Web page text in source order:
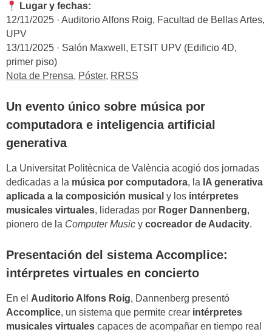
Lugar y fechas:
12/11/2025 · Auditorio Alfons Roig, Facultad de Bellas Artes,
UPV
13/11/2025 · Salón Maxwell, ETSIT UPV (Edificio 4D,
primer piso)
Nota de Prensa, Póster, RRSS
Un evento único sobre música por
computadora e inteligencia artificial
generativa
La Universitat Politècnica de València acogió dos jornadas
dedicadas a la música por computadora, la IA generativa
aplicada a la composición musical y los intérpretes
musicales virtuales, lideradas por Roger Dannenberg,
pionero de la Computer Music y cocreador de Audacity.
Presentación del sistema Accomplice:
intérpretes virtuales en concierto
En el Auditorio Alfons Roig, Dannenberg presentó
Accomplice, un sistema que permite crear intérpretes
musicales virtuales capaces de acompañar en tiempo real